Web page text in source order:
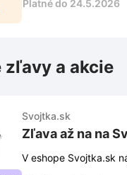
Platné do 24.5.2026
zľavy a akcie
Svojtka.sk
Zľava až
V eshope Svojtka.sk